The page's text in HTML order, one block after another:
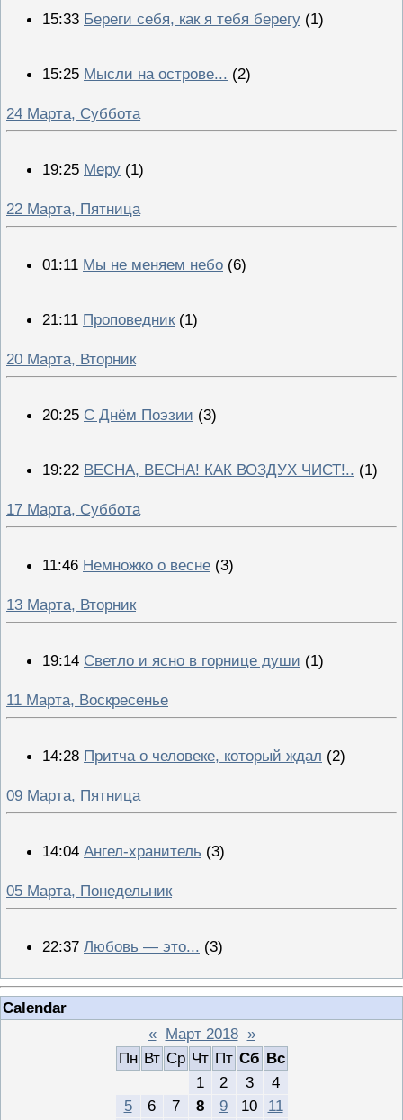
15:33 Береги себя, как я тебя берегу (1)
15:25 Мысли на острове... (2)
24 Марта, Суббота
19:25 Меру (1)
22 Марта, Пятница
01:11 Мы не меняем небо (6)
21:11 Проповедник (1)
20 Марта, Вторник
20:25 С Днём Поэзии (3)
19:22 ВЕСНА, ВЕСНА! КАК ВОЗДУХ ЧИСТ!.. (1)
17 Марта, Суббота
11:46 Немножко о весне (3)
13 Марта, Вторник
19:14 Светло и ясно в горнице души (1)
11 Марта, Воскресенье
14:28 Притча о человеке, который ждал (2)
09 Марта, Пятница
14:04 Ангел-хранитель (3)
05 Марта, Понедельник
22:37 Любовь — это... (3)
Calendar
« Март 2018 »
Пн Вт Ср Чт Пт Сб Вс
1
2 3
4
5
6 7 8 9 10
11